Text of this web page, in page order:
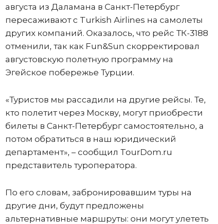
августа из Даламана в Санкт-Петербург
пересаживают с Turkish Airlines на самолеты
других компаний. Оказалось, что рейс ТК-3188
отменили, так как Fun&Sun скорректировал
августовскую полетную программу на
Эгейское побережье Турции.
«Туристов мы рассадили на другие рейсы. Те,
кто полетит через Москву, могут приобрести
билеты в Санкт-Петербург самостоятельно, а
потом обратиться в наш юридический
департамент», – сообщил TourDom.ru
представитель туроператора.
По его словам, забронировавшим туры на
другие дни, будут предложены
альтернативные маршруты: они могут улететь